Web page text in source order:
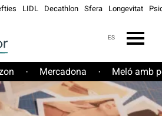
LIDL Decathlon Sfera Longevitat
ES
· Mercadona · Meló amb